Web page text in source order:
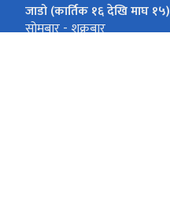
जाडो (कार्तिक १६ देखि माघ १५)
सोमबार - शुक्रबार